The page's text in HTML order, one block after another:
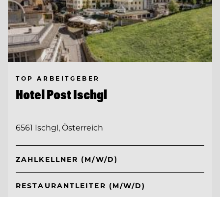
TOP ARBEITGEBER
Hotel Post Ischgl
6561 Ischgl, Österreich
ZAHLKELLNER (M/W/D)
RESTAURANTLEITER (M/W/D)